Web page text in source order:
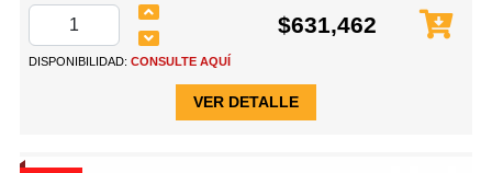
$631,462
DISPONIBILIDAD: CONSULTE AQUÍ
VER DETALLE